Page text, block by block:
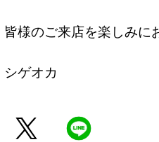
皆様のご来店を楽しみに
シゲオカ